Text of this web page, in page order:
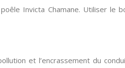
Invicta Chamane. Utiliser le
et l’encrassement du